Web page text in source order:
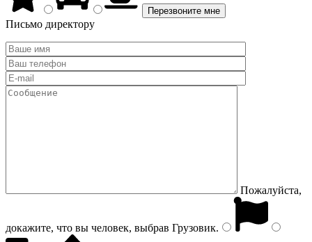
Письмо директору
Пожалуйста,
докажите, что вы человек, выбрав Грузовик.